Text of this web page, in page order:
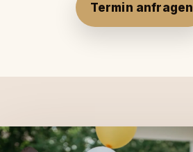
Termin anfragen